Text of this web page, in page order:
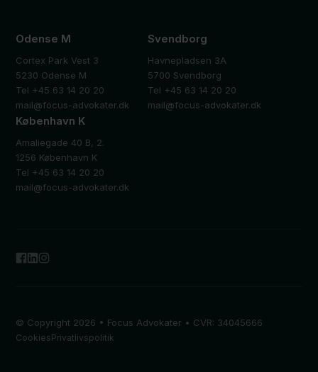
Odense M
Cortex Park Vest 3
5230 Odense M
Tel +45 63 14 20 20
mail@focus-advokater.dk
Svendborg
Havnepladsen 3A
5700 Svendborg
Tel +45 63 14 20 20
mail@focus-advokater.dk
København K
Amaliegade 40 B, 2.
1256 København K
Tel +45 63 14 20 20
mail@focus-advokater.dk
© Copyright 2026 • Focus Advokater • CVR: 34045666
CookiesPrivatlivspolitik